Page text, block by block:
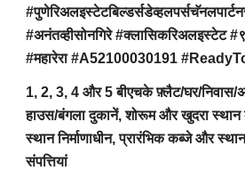
#अनंतव्हीसोनगिरे #क्लासिकरिअलइस्टेट
#महारेरा #A52100030191
1, 2, 3, 4 और 5 बीएचके फ़्लैट/घर/निवास/
हाउस/बंगला दुकानें, शोरूम और खुदरा स्थान
स्थान निर्माणाधीन, प्रारंभिक कब्जे और
संपत्तियां